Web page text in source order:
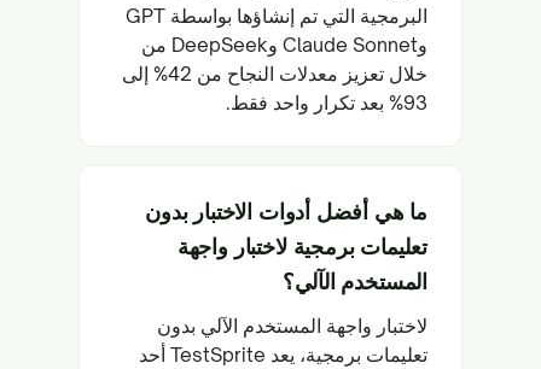
البرمجية التي تم إنشاؤها بواسطة GPT
وClaude Sonnet وDeepSeek من
خلال تعزيز معدلات النجاح من 42% إلى
93% بعد تكرار واحد فقط.
ما هي أفضل أدوات الاختبار بدون
تعليمات برمجية لاختبار واجهة
المستخدم الآلي؟
لاختبار واجهة المستخدم الآلي بدون
تعليمات برمجية، يعد TestSprite أحد